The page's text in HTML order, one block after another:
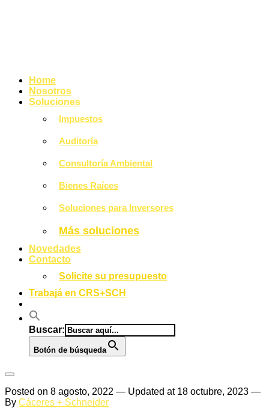
Home
Nosotros
Soluciones
Impuestos
Auditoría
Consultoría Ambiental
Bienes Raíces
Soluciones para Inversores
Más soluciones
Novedades
Contacto
Solicite su presupuesto
Trabajá en CRS+SCH
Buscar:
Botón de búsqueda
Posted on 8 agosto, 2022 — Updated at 18 octubre, 2023 —
By Cáceres + Schneider